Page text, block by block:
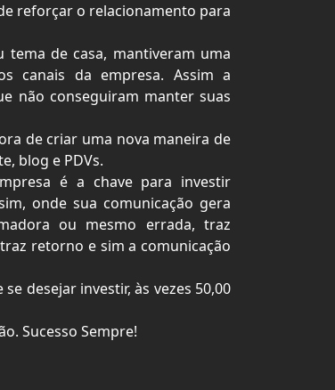
reforçar o relacionamento para
tema de casa, mantiveram uma
canais da empresa. Assim a
não conseguiram manter suas
de criar uma nova maneira de
blog e PDVs.
é a chave para investir
onde sua comunicação gera
ou mesmo errada, traz
retorno e sim a comunicação
desejar investir, às vezes 50,00
Sucesso Sempre!